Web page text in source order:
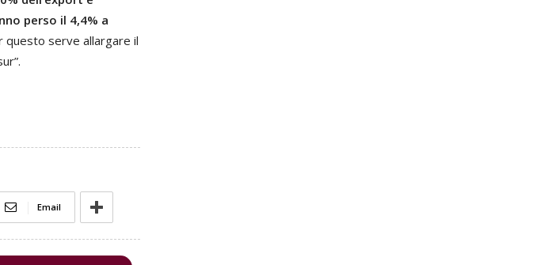
perso il 4,4% a
questo serve allargare il
Email